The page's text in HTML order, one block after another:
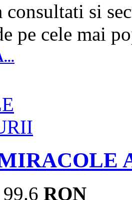
si
pe cele mai
99.6 RON